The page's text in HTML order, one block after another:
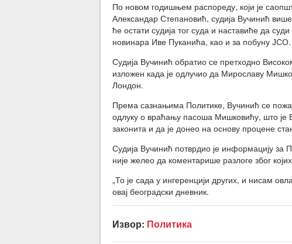
По новом годишњем распореду, који је
Александар Степановић, судија Вучинић
ће остати судија тог суда и наставиће да
новинара Иве Пуканића, као и за побуну ЈСО.
Судија Вучинић обратио се претходно
изложен када је одлучио да Мирославу
Лондон.
Према сазнањима Политике, Вучинић се
одлуку о враћању пасоша Мишковићу, што је
законита и да је донео на основу процене
Судија Вучинић потврдио је информацију
није желео да коментарише разлоге због
„То је сада у ингеренцији других, и нисам
овај београдски дневник.
Извор: Политика